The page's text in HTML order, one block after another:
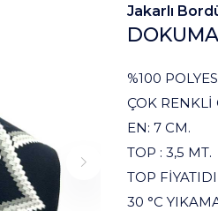
Jakarlı
%100
ÇOK RENKLİ
EN: 7 CM.
TOP : 3,5 MT.
TOP
30 °C